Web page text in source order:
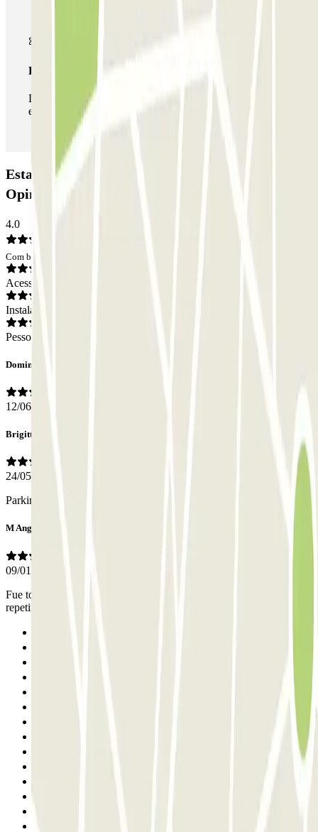
Passe ilimitado
Durante a sua estadia, pode entrar e sair do parque de
estacionamento as vezes que quiser.
Estacionamento INDIGO Cesar Augusto:
Opiniões
4.0
Com base em 51 opiniões
Acesso
Instalações
Pessoal
Domingo
12/06/2026
Brigitte
24/05/2026
Parking tres bien situe pour visiter la ville.
M Angeles
09/01/2026
Fue todo estupendo. No tuvimos ningún tipo de problema. Para
repetir.